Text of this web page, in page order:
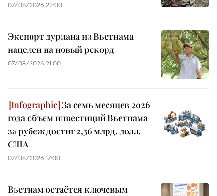
07/08/2026 22:00
Экспорт дуриана из Вьетнама
нацелен на новый рекорд
07/08/2026 21:00
За семь месяцев 2026
года объем инвестиций Вьетнама
за рубеж достиг 2,36 млрд. долл.
США
07/08/2026 17:00
Вьетнам остаётся ключевым